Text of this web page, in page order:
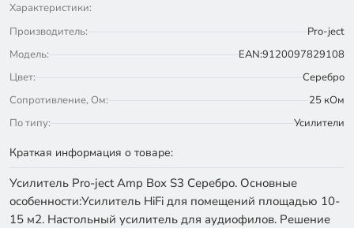
Характеристики:
Производитель:
Pro-ject
Модель:
EAN:9120097829108
Цвет:
Серебро
Сопротивление, Ом:
25 кОм
По типу:
Усилители
Краткая информация о товаре:
Усилитель Pro-ject Amp Box S3 Серебро. Основные
особенности:Усилитель HiFi для помещений площадью 10-
15 м2. Настольный усилитель для аудиофилов. Решение